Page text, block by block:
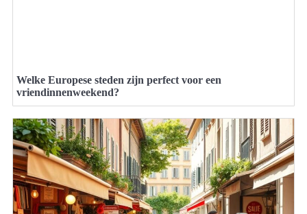
Welke Europese steden zijn perfect voor een
vriendinnenweekend?